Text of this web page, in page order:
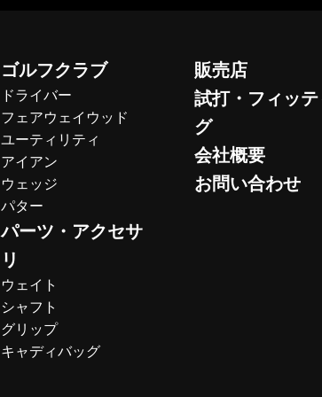
ゴルフクラブ
ドライバー
フェアウェイウッド
ユーティリティ
アイアン
ウェッジ
パター
パーツ・アクセサ
リ
ウェイト
シャフト
グリップ
キャディバッグ
販売店
試打・フィッ
グ
会社概要
お問い合わせ